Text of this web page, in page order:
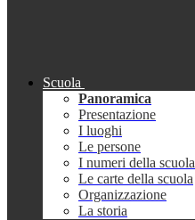
Scuola
Panoramica
Presentazione
I luoghi
Le persone
I numeri della scuola
Le carte della scuola
Organizzazione
La storia